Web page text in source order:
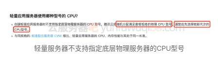
轻量服务器不支持指定底层物理服务器的CPU型号